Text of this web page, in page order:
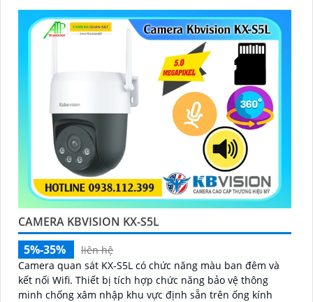
CAMERA KBVISION KX-S5L
5%-35%
liên hệ
Camera quan sát KX-S5L có chức năng màu ban đêm và
kết nối Wifi. Thiết bị tích hợp chức năng bảo vệ thông
minh chống xâm nhập khu vực định sẵn trên ống kính